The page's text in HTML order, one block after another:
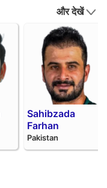
और देखें
Sahibzada
Farhan
Pakistan